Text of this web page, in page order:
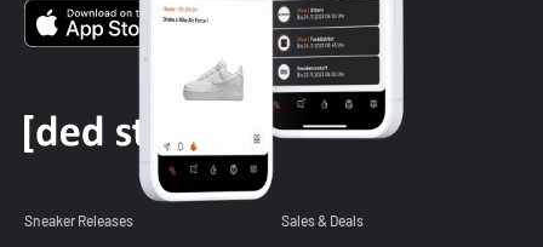
Sneaker Releases Sales & Deals